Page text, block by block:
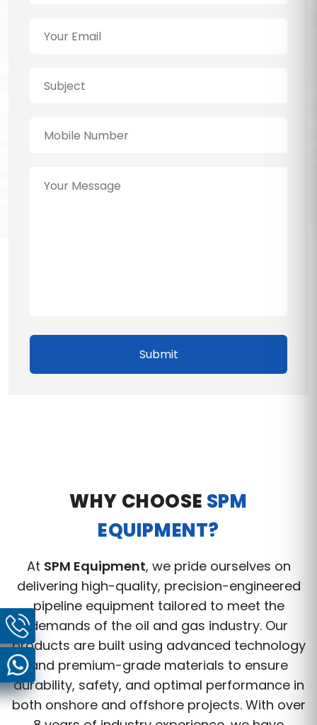
Submit
WHY CHOOSE SPM
EQUIPMENT?
At SPM Equipment, we pride ourselves on
delivering high-quality, precision-engineered
pipeline equipment tailored to meet the
demands of the oil and gas industry. Our
products are built using advanced technology
and premium-grade materials to ensure
durability, safety, and optimal performance in
both onshore and offshore projects. With over